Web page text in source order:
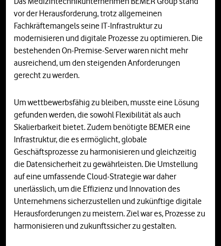
vor der Herausforderung, trotz allgemeinen
Fachkräftemangels seine IT-Infrastruktur zu
modernisieren und digitale Prozesse zu optimieren. Die
bestehenden On-Premise-Server waren nicht mehr
ausreichend, um den steigenden Anforderungen
gerecht zu werden.
Um wettbewerbsfähig zu bleiben, musste eine Lösung
gefunden werden, die sowohl Flexibilität als auch
Skalierbarkeit bietet. Zudem benötigte BEMER eine
Infrastruktur, die es ermöglicht, globale
Geschäftsprozesse zu harmonisieren und gleichzeitig
die Datensicherheit zu gewährleisten. Die Umstellung
auf eine umfassende Cloud-Strategie war daher
unerlässlich, um die Effizienz und Innovation des
Unternehmens sicherzustellen und zukünftige digitale
Herausforderungen zu meistern. Ziel war es, Prozesse zu
harmonisieren und zukunftssicher zu gestalten.